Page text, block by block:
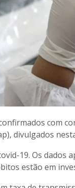
com
divulgados
19. Os dados
estão em